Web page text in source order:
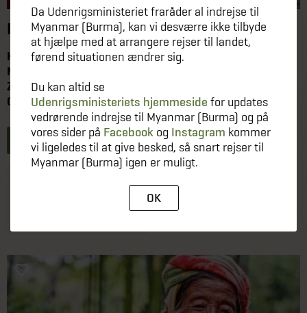
DEN STORE ADVENTURE JORDOMREJSE
Kenya, Tanzania, Thailand, Laos, Cambodja, Vietnam,
Myanmar, Malaysia, Indonesien, Australien, New
Zealand, Fransk Polynesien, USA, Mexico, Belize,
Guatemala, Honduras, Nicaragua, Costa Rica...
Læs mere
PR. PERS V. 2 PERS
Da Udenrigsministeriet fraråder al indrejse til
Myanmar (Burma), kan vi desværre ikke tilbyde
at hjælpe med at arrangere rejser til landet,
førend situationen ændrer sig.
Du kan altid se
Udenrigsministeriets hjemmeside for updates
vedrørende indrejse til Myanmar (Burma) og på
vores sider på Facebook og Instagram kommer
vi ligeledes til at give besked, så snart rejser til
Myanmar (Burma) igen er muligt.
OK